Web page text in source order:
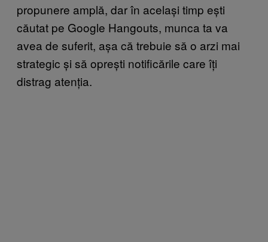
propunere amplă, dar în același timp ești
căutat pe Google Hangouts, munca ta va
avea de suferit, așa că trebuie să o arzi mai
strategic și să oprești notificările care îți
distrag atenția.